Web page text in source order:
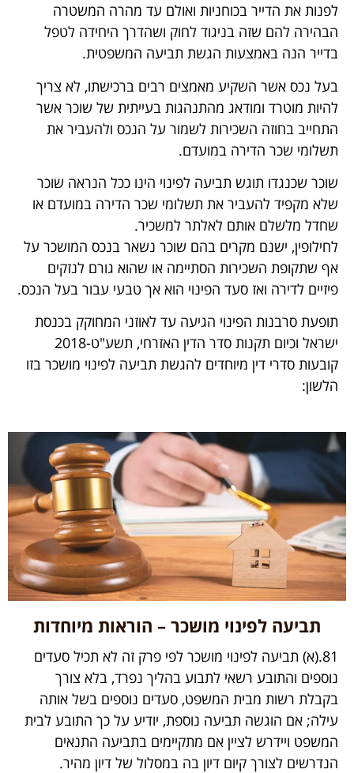
לפנות את הדייר בכוחניות ואולם עד מהרה המשטרה
הבהירה להם שזה בניגוד לחוק ושהדרך היחידה לטפל
בדייר הנה באמצעות הגשת תביעה המשפטית.
בעל נכס אשר השקיע מאמצים רבים ברכישתו, לא צריך
להיות מוטרד ומודאג מהתנהגות בעייתית של שוכר אשר
התחייב בחוזה השכירות לשמור על הנכס ולהעביר את
תשלומי שכר הדירה במועדם.
שוכר שכנגדו תוגש תביעה לפינוי הינו ככל הנראה שוכר
שלא מקפיד להעביר את תשלומי שכר הדירה במועדם או
שחדל מלשלם אותם לאלתר למשכיר.
לחילופין, ישנם מקרים בהם שוכר נשאר בנכס המושכר על
אף שתקופת השכירות הסתיימה או שהוא גורם לנזקים
פיזיים לדירה ואז סעד הפינוי הוא אך טבעי עבור בעל הנכס.
תופעת סרבנות הפינוי הגיעה עד לאוזני המחוקק בכנסת
ישראל וכיום תקנות סדר הדין האזרחי, תשע"ט-2018
קובעות סדרי דין מיוחדים להגשת תביעה לפינוי מושכר בזו
הלשון:
תביעה לפינוי מושכר – הוראות מיוחדות
81.(א) תביעה לפינוי מושכר לפי פרק זה לא תכיל סעדים
נוספים והתובע רשאי לתבוע בהליך נפרד, בלא צורך
בקבלת רשות מבית המשפט, סעדים נוספים בשל אותה
עילה; אם הוגשה תביעה נוספת, יודיע על כך התובע לבית
המשפט ויידרש לציין אם מתקיימים בתביעה התנאים
הנדרשים לצורך קיום דיון בה במסלול של דיון מהיר.